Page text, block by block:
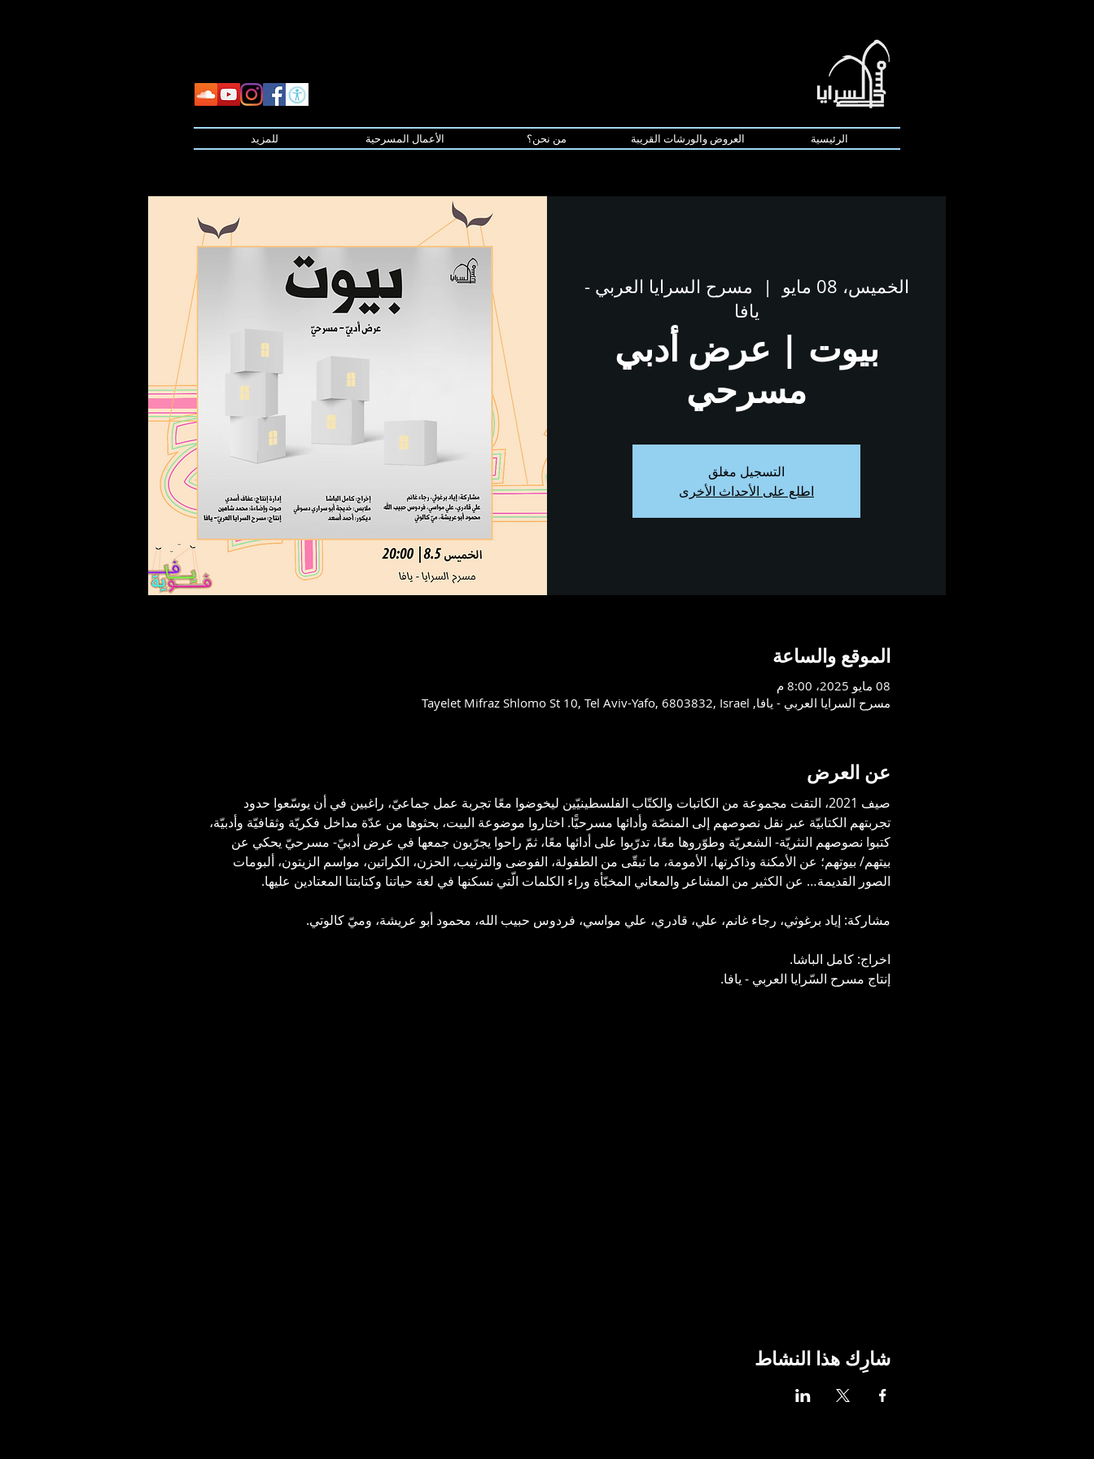
الرئيسية العروض والورشات القريبة من نحن؟ الأعمال المسرحية للمزيد
الخميس، 08 مايو
  |
مسرح السرايا العربي -
يافا
بيوت | عرض أدبي
مسرحي
التسجيل مغلق
اطلع على الأحداث الأخرى
الموقع والساعة
08 مايو 2025، 8:00 م
مسرح السرايا العربي - يافا, Tayelet Mifraz Shlomo St 10, Tel Aviv-Yafo, 6803832, Israel
عن العرض
صيف 2021، التقت مجموعة من الكاتبات والكتّاب الفلسطينيّين ليخوضوا معًا تجربة عمل جماعيّ، راغبين في أن يوسّعوا حدود
تجربتهم الكتابيّة عبر نقل نصوصهم إلى المنصّة وأدائها مسرحيًّا. اختاروا موضوعة البيت، بحثوها من عدّة مداخل فكريّة وثقافيّة وأدبيّة،
كتبوا نصوصهم النثريّة- الشعريّة وطوّروها معًا، تدرّبوا على أدائها معًا، ثمّ راحوا يجرّبون جمعها في عرض أدبيّ- مسرحيّ يحكي عن
بيتهم/ بيوتهم؛ عن الأمكنة وذاكرتها، الأمومة، ما تبقّى من الطفولة، الفوضى والترتيب، الحزن، الكراتين، مواسم الزيتون، ألبومات
الصور القديمة… عن الكثير من المشاعر والمعاني المخبّأة وراء الكلمات الّتي نسكنها في لغة حياتنا وكتابتنا المعتادين عليها.
مشاركة: ‎إياد برغوثي، ‎رجاء غانم، ‎علي، قادري، ‎علي مواسي، ‎فردوس حبيب الله، ‎محمود أبو عريشة، و‎ميّ كالوتي.
اخراج: كامل الباشا.
إنتاج مسرح السّرايا العربي - يافا.
شارِك هذا النشاط